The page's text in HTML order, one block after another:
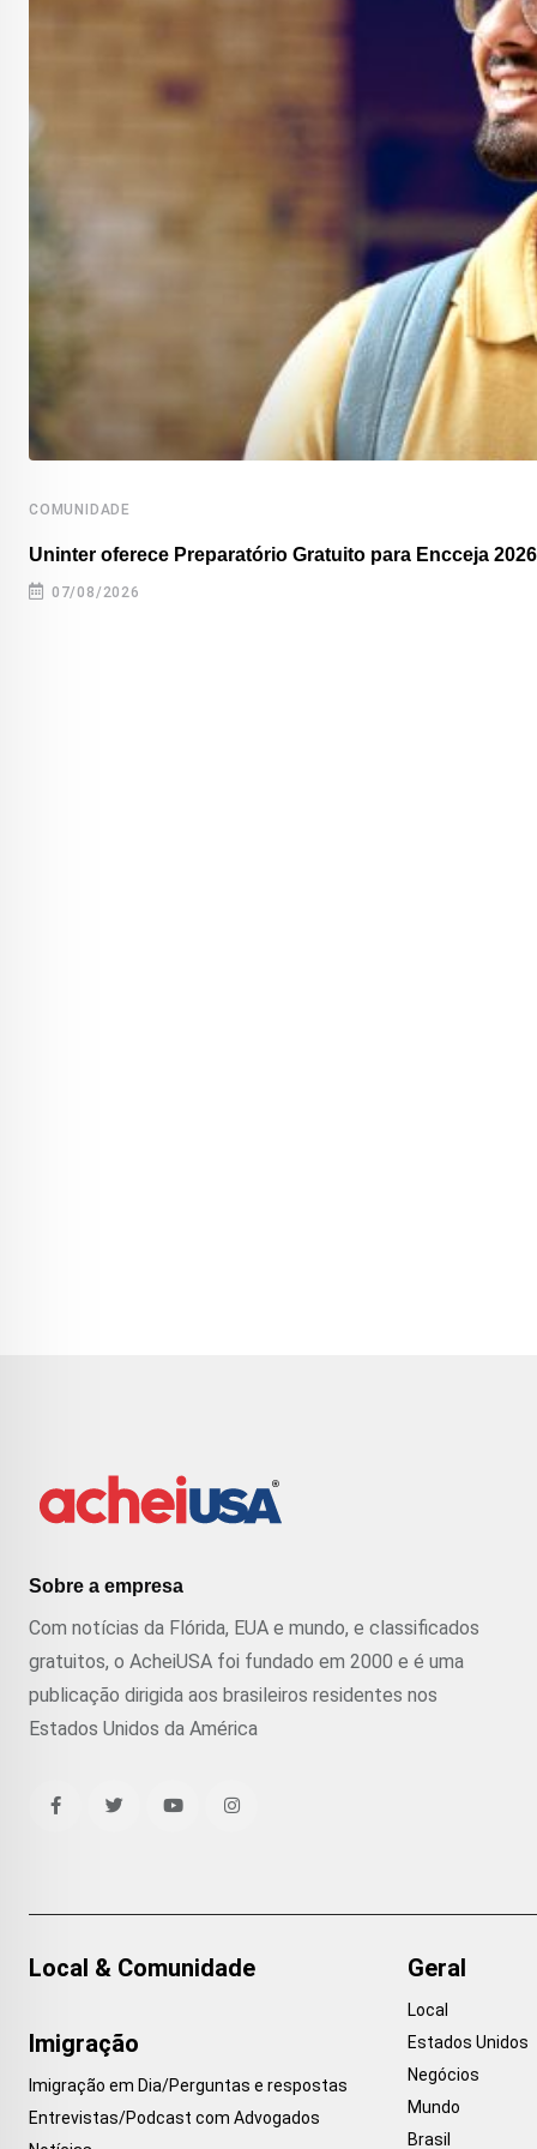
COMUNIDADE
Uninter oferece Preparatório Gratuito para Encceja 2026
07/08/2026
Sobre a empresa
Com notícias da Flórida, EUA e mundo, e classificados
gratuitos, o AcheiUSA foi fundado em 2000 e é uma
publicação dirigida aos brasileiros residentes nos
Estados Unidos da América
Local & Comunidade
Imigração
Imigração em Dia/Perguntas e respostas
Entrevistas/Podcast com Advogados
Geral
Local
Estados Unidos
Negócios
Mundo
Brasil